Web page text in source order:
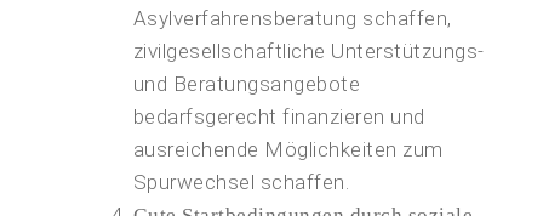
Asylverfahrensberatung schaffen,
zivilgesellschaftliche Unterstützungs-
und Beratungsangebote
bedarfsgerecht finanzieren und
ausreichende Möglichkeiten zum
Spurwechsel schaffen.